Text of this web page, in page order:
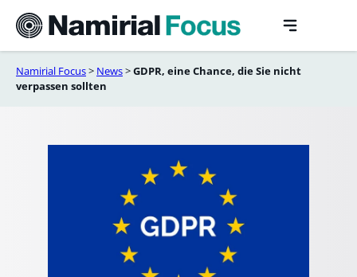
content
Namirial Focus> News>GDPR, eine Chance, die Sie nicht
verpassen sollten